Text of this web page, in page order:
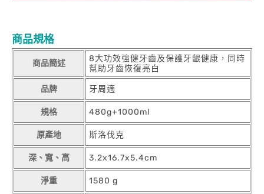
商品規格
商品簡述
8大功效強健牙齒及保護牙齦健康，同時
幫助牙齒恢復亮白
品牌 牙周適
規格 480g+1000ml
原產地 斯洛伐克
深、寬、高 3.2x16.7x5.4cm
淨重 1580 g